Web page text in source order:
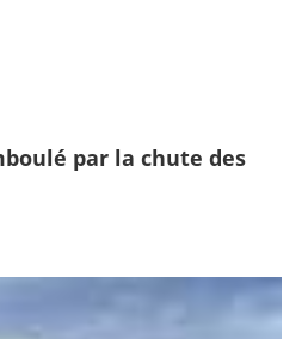
par la chute des